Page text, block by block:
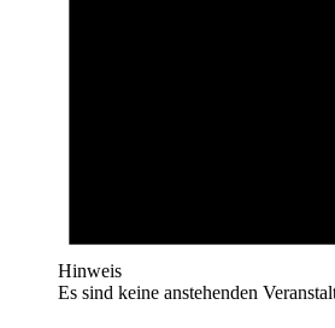
Hinweis
Es sind keine anstehenden